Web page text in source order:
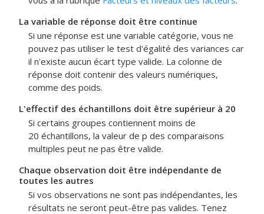
La variable de réponse doit être continue
Si une réponse est une variable catégorie, vous ne
pouvez pas utiliser le test d'égalité des variances car
il n'existe aucun écart type valide. La colonne de
réponse doit contenir des valeurs numériques,
comme des poids.
L'effectif des échantillons doit être supérieur à 20
Si certains groupes contiennent moins de
20 échantillons, la valeur de p des comparaisons
multiples peut ne pas être valide.
Chaque observation doit être indépendante de
toutes les autres
Si vos observations ne sont pas indépendantes, les
résultats ne seront peut-être pas valides. Tenez